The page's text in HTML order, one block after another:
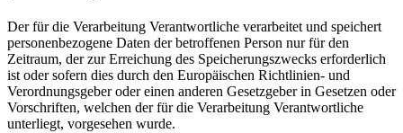
Der für die Verarbeitung Verantwortliche verarbeitet und speichert
personenbezogene Daten der betroffenen Person nur für den
Zeitraum, der zur Erreichung des Speicherungszwecks erforderlich
ist oder sofern dies durch den Europäischen Richtlinien- und
Verordnungsgeber oder einen anderen Gesetzgeber in Gesetzen oder
Vorschriften, welchen der für die Verarbeitung Verantwortliche
unterliegt, vorgesehen wurde.